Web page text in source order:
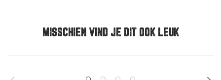
MISSCHIEN VIND JE DIT OOK LEUK